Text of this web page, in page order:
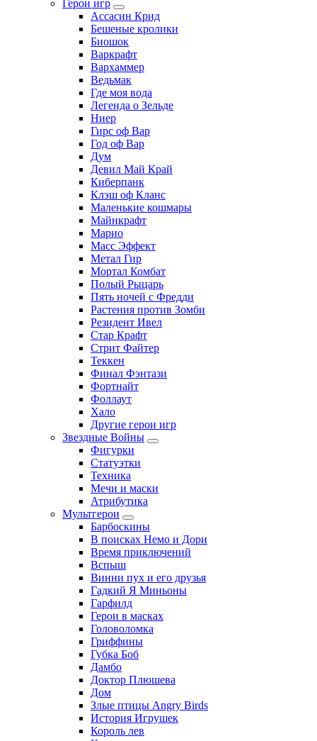
Герои игр
Ассасин Крид
Бешеные кролики
Биошок
Варкрафт
Вархаммер
Ведьмак
Где моя вода
Легенда о Зельде
Ниер
Гирс оф Вар
Год оф Вар
Дум
Девил Май Край
Киберпанк
Клэш оф Кланс
Маленькие кошмары
Майнкрафт
Марио
Масс Эффект
Метал Гир
Мортал Комбат
Полый Рыцарь
Пять ночей с Фредди
Растения против Зомби
Резидент Ивел
Стар Крафт
Стрит Файтер
Теккен
Финал Фэнтази
Фортнайт
Фоллаут
Хало
Другие герои игр
Звездные Войны
Фигурки
Статуэтки
Техника
Мечи и маски
Атрибутика
Мультгерои
Барбоскины
В поисках Немо и Дори
Время приключений
Вспыш
Винни пух и его друзья
Гадкий Я Миньоны
Гарфилд
Герои в масках
Головоломка
Гриффины
Губка Боб
Дамбо
Доктор Плюшева
Дом
Злые птицы Angry Birds
История Игрушек
Король лев